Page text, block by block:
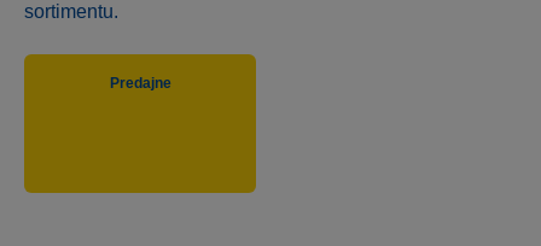
sortimentu.
Predajne